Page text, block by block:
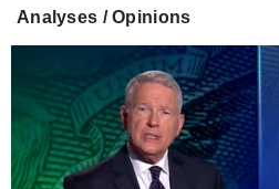
Analyses / Opinions